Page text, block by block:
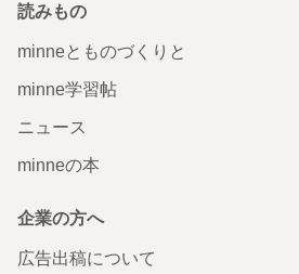
読みもの
minneとものづくりと
minne学習帖
ニュース
minneの本
企業の方へ
広告出稿について